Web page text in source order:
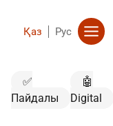
Қаз Рус
✅
Пайдалы
🤖
Digital